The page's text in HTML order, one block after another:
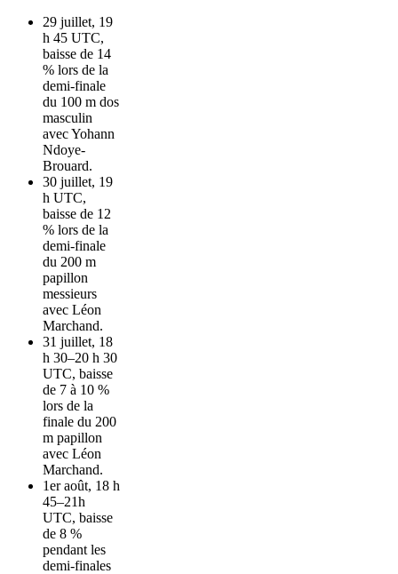
29 juillet, 19
h 45 UTC,
baisse de 14
% lors de la
demi-finale
du 100 m dos
masculin
avec Yohann
Ndoye-
Brouard.
30 juillet, 19
h UTC,
baisse de 12
% lors de la
demi-finale
du 200 m
papillon
messieurs
avec Léon
Marchand.
31 juillet, 18
h 30–20 h 30
UTC, baisse
de 7 à 10 %
lors de la
finale du 200
m papillon
avec Léon
Marchand.
1er août, 18 h
45–21h
UTC, baisse
de 8 %
pendant les
demi-finales